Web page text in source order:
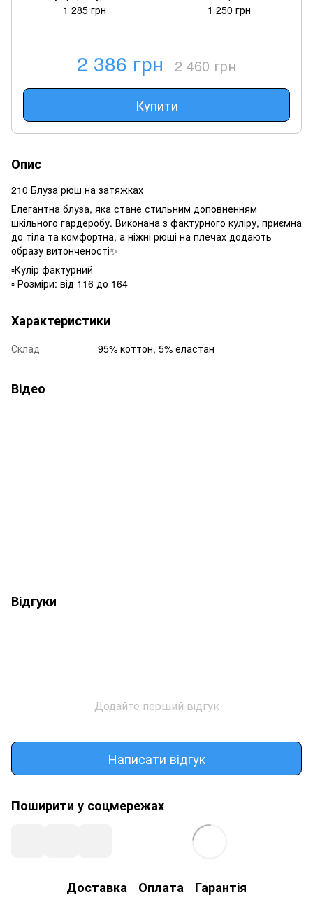
1 285 грн 1 250 грн
2 386 грн 2 460 грн
Купити
Опис
210 Блуза рюш на затяжках
Елегантна блуза, яка стане стильним доповненням
шкільного гардеробу. Виконана з фактурного куліру, приємна
до тіла та комфортна, а ніжні рюші на плечах додають
образу витонченості✨
▫️Кулір фактурний
▫️ Розміри: від 116 до 164
Характеристики
Склад 95% коттон, 5% еластан
Відео
Відгуки
Додайте перший відгук
Написати відгук
Поширити у соцмережах
Доставка Оплата
Гарантія